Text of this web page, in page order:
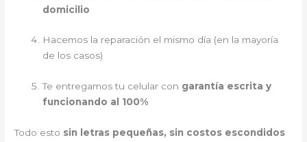
domicilio
Hacemos la reparación el mismo día (en la mayoría
de los casos)
Te entregamos tu celular con garantía escrita y
funcionando al 100%
Todo esto sin letras pequeñas, sin costos escondidos